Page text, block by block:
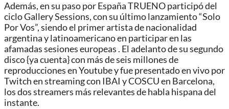
Además, en su paso por España TRUENO participó del
ciclo Gallery Sessions, con su último lanzamiento “Solo
Por Vos”, siendo el primer artista de nacionalidad
argentina y latinoamericano en participar en las
afamadas sesiones europeas . El adelanto de su segundo
disco {ya cuenta} con más de seis millones de
reproducciones en Youtube y fue presentado en vivo por
Twitch en streaming con IBAI y COSCU en Barcelona,
los dos streamers más relevantes de habla hispana del
instante.